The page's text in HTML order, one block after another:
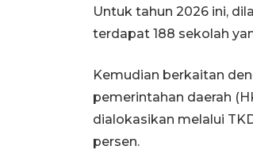
Untuk tahun 2026 ini,
terdapat 188 sekolah
Kemudian berkaitan
pemerintahan daerah
dialokasikan melalui
persen.